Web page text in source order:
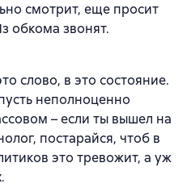
смотрит, еще просит
обкома звонят.
слово, в это состояние.
неполноценно
– если ты вышел на
постарайся, чтоб в
это тревожит, а уж